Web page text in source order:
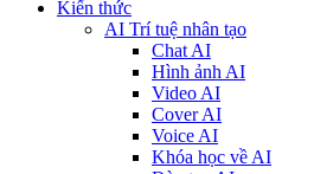
Kiến thức
AI Trí tuệ nhân tạo
Chat AI
Hình ảnh AI
Video AI
Cover AI
Voice AI
Khóa học về AI